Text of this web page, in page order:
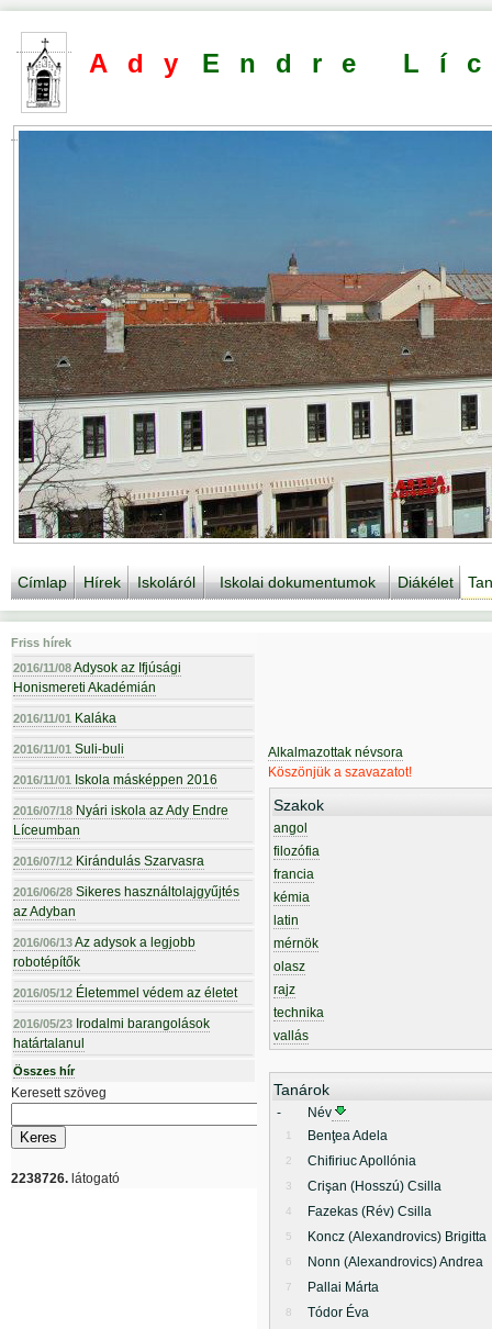
Ady Endre
Címlap Hírek Iskoláról Iskolai dokumentumok Diákélet
Friss hírek
2016/11/08Adysok az Ifjúsági
Honismereti Akadémián
2016/11/01 Kaláka
2016/11/01 Suli-buli
2016/11/01 Iskola másképpen 2016
2016/07/18 Nyári iskola az Ady Endre
Líceumban
2016/07/12 Kirándulás Szarvasra
2016/06/28 Sikeres használtolajgyűjtés
az Adyban
2016/06/13Az adysok a legjobb
robotépítők
2016/05/12 Életemmel védem az életet
2016/05/23 Irodalmi barangolások
határtalanul
Összes hír
Keresett szöveg
2238726. látogató
Alkalmazottak névsora
Köszönjük a szavazatot!
Szakok
angol
filozófia
francia
kémia
latin
mérnök
olasz
rajz
technika
vallás
Tanárok
- Név
1 Benţea Adela
2 Chifiriuc Apollónia
3 Crişan (Hosszú) Csilla
4 Fazekas (Rév) Csilla
5 Koncz (Alexandrovics) Brigitta
6 Nonn (Alexandrovics) Andrea
7 Pallai Márta
8 Tódor Éva